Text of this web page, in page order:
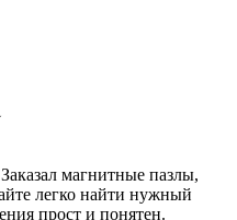
магнитные пазлы,
легко найти нужный
прост и понятен.